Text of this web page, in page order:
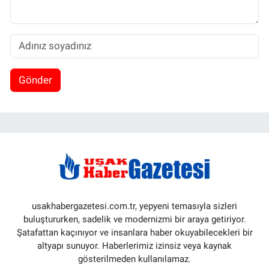
Gönder
usakhabergazetesi.com.tr, yepyeni temasıyla sizleri
buluştururken, sadelik ve modernizmi bir araya getiriyor.
Şatafattan kaçınıyor ve insanlara haber okuyabilecekleri bir
altyapı sunuyor. Haberlerimiz izinsiz veya kaynak
gösterilmeden kullanılamaz.